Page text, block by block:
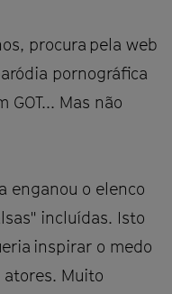
procura pela web
pornográfica
GOT... Mas não
enganou o elenco
incluídas. Isto
inspirar o medo
atores. Muito